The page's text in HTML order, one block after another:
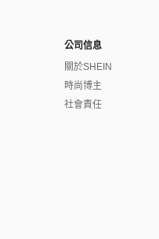
公司信息
關於SHEIN
時尚博主
社會責任